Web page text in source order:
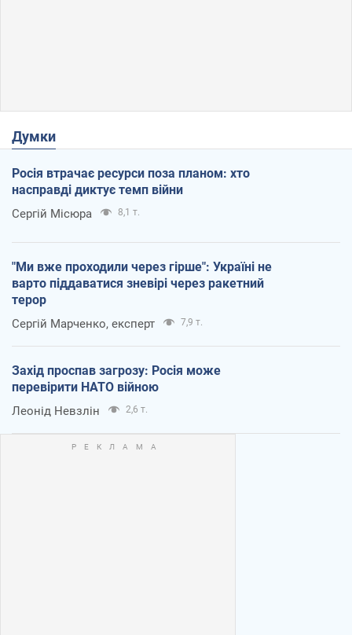
Думки
Росія втрачає ресурси поза планом: хто
насправді диктує темп війни
Сергій Місюра 8,1 т.
"Ми вже проходили через гірше": Україні не
варто піддаватися зневірі через ракетний
терор
Сергій Марченко, експерт 7,9 т.
Захід проспав загрозу: Росія може
перевірити НАТО війною
Леонід Невзлін 2,6 т.